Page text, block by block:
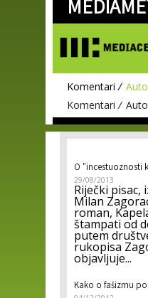
Skip to
main
Komentari
Komentari
O "incestuoznosti
29/08/2013
Riječki pisac,
Milan
roman,
štampati od
putem
rukopisa
objavljuje...
Kako o fašizmu